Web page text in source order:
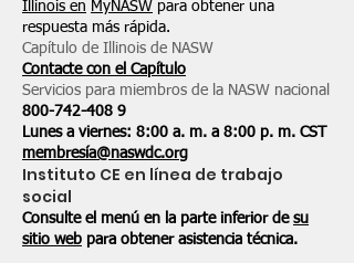
Illinois en MyNASW para obtener una
respuesta más rápida.
Capítulo de Illinois de NASW
Contacte con el Capítulo
Servicios para miembros de la NASW nacional
800-742-408 9
Lunes a viernes: 8:00 a. m. a 8:00 p. m. CST
membresía@naswdc.org
Instituto CE en línea de trabajo
social
Consulte el menú en la parte inferior de su
sitio web para obtener asistencia técnica.